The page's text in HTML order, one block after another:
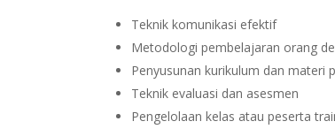
Teknik komunikasi efektif
Metodologi pembelajaran orang
Penyusunan kurikulum dan materi
Teknik evaluasi dan asesmen
Pengelolaan kelas atau peserta